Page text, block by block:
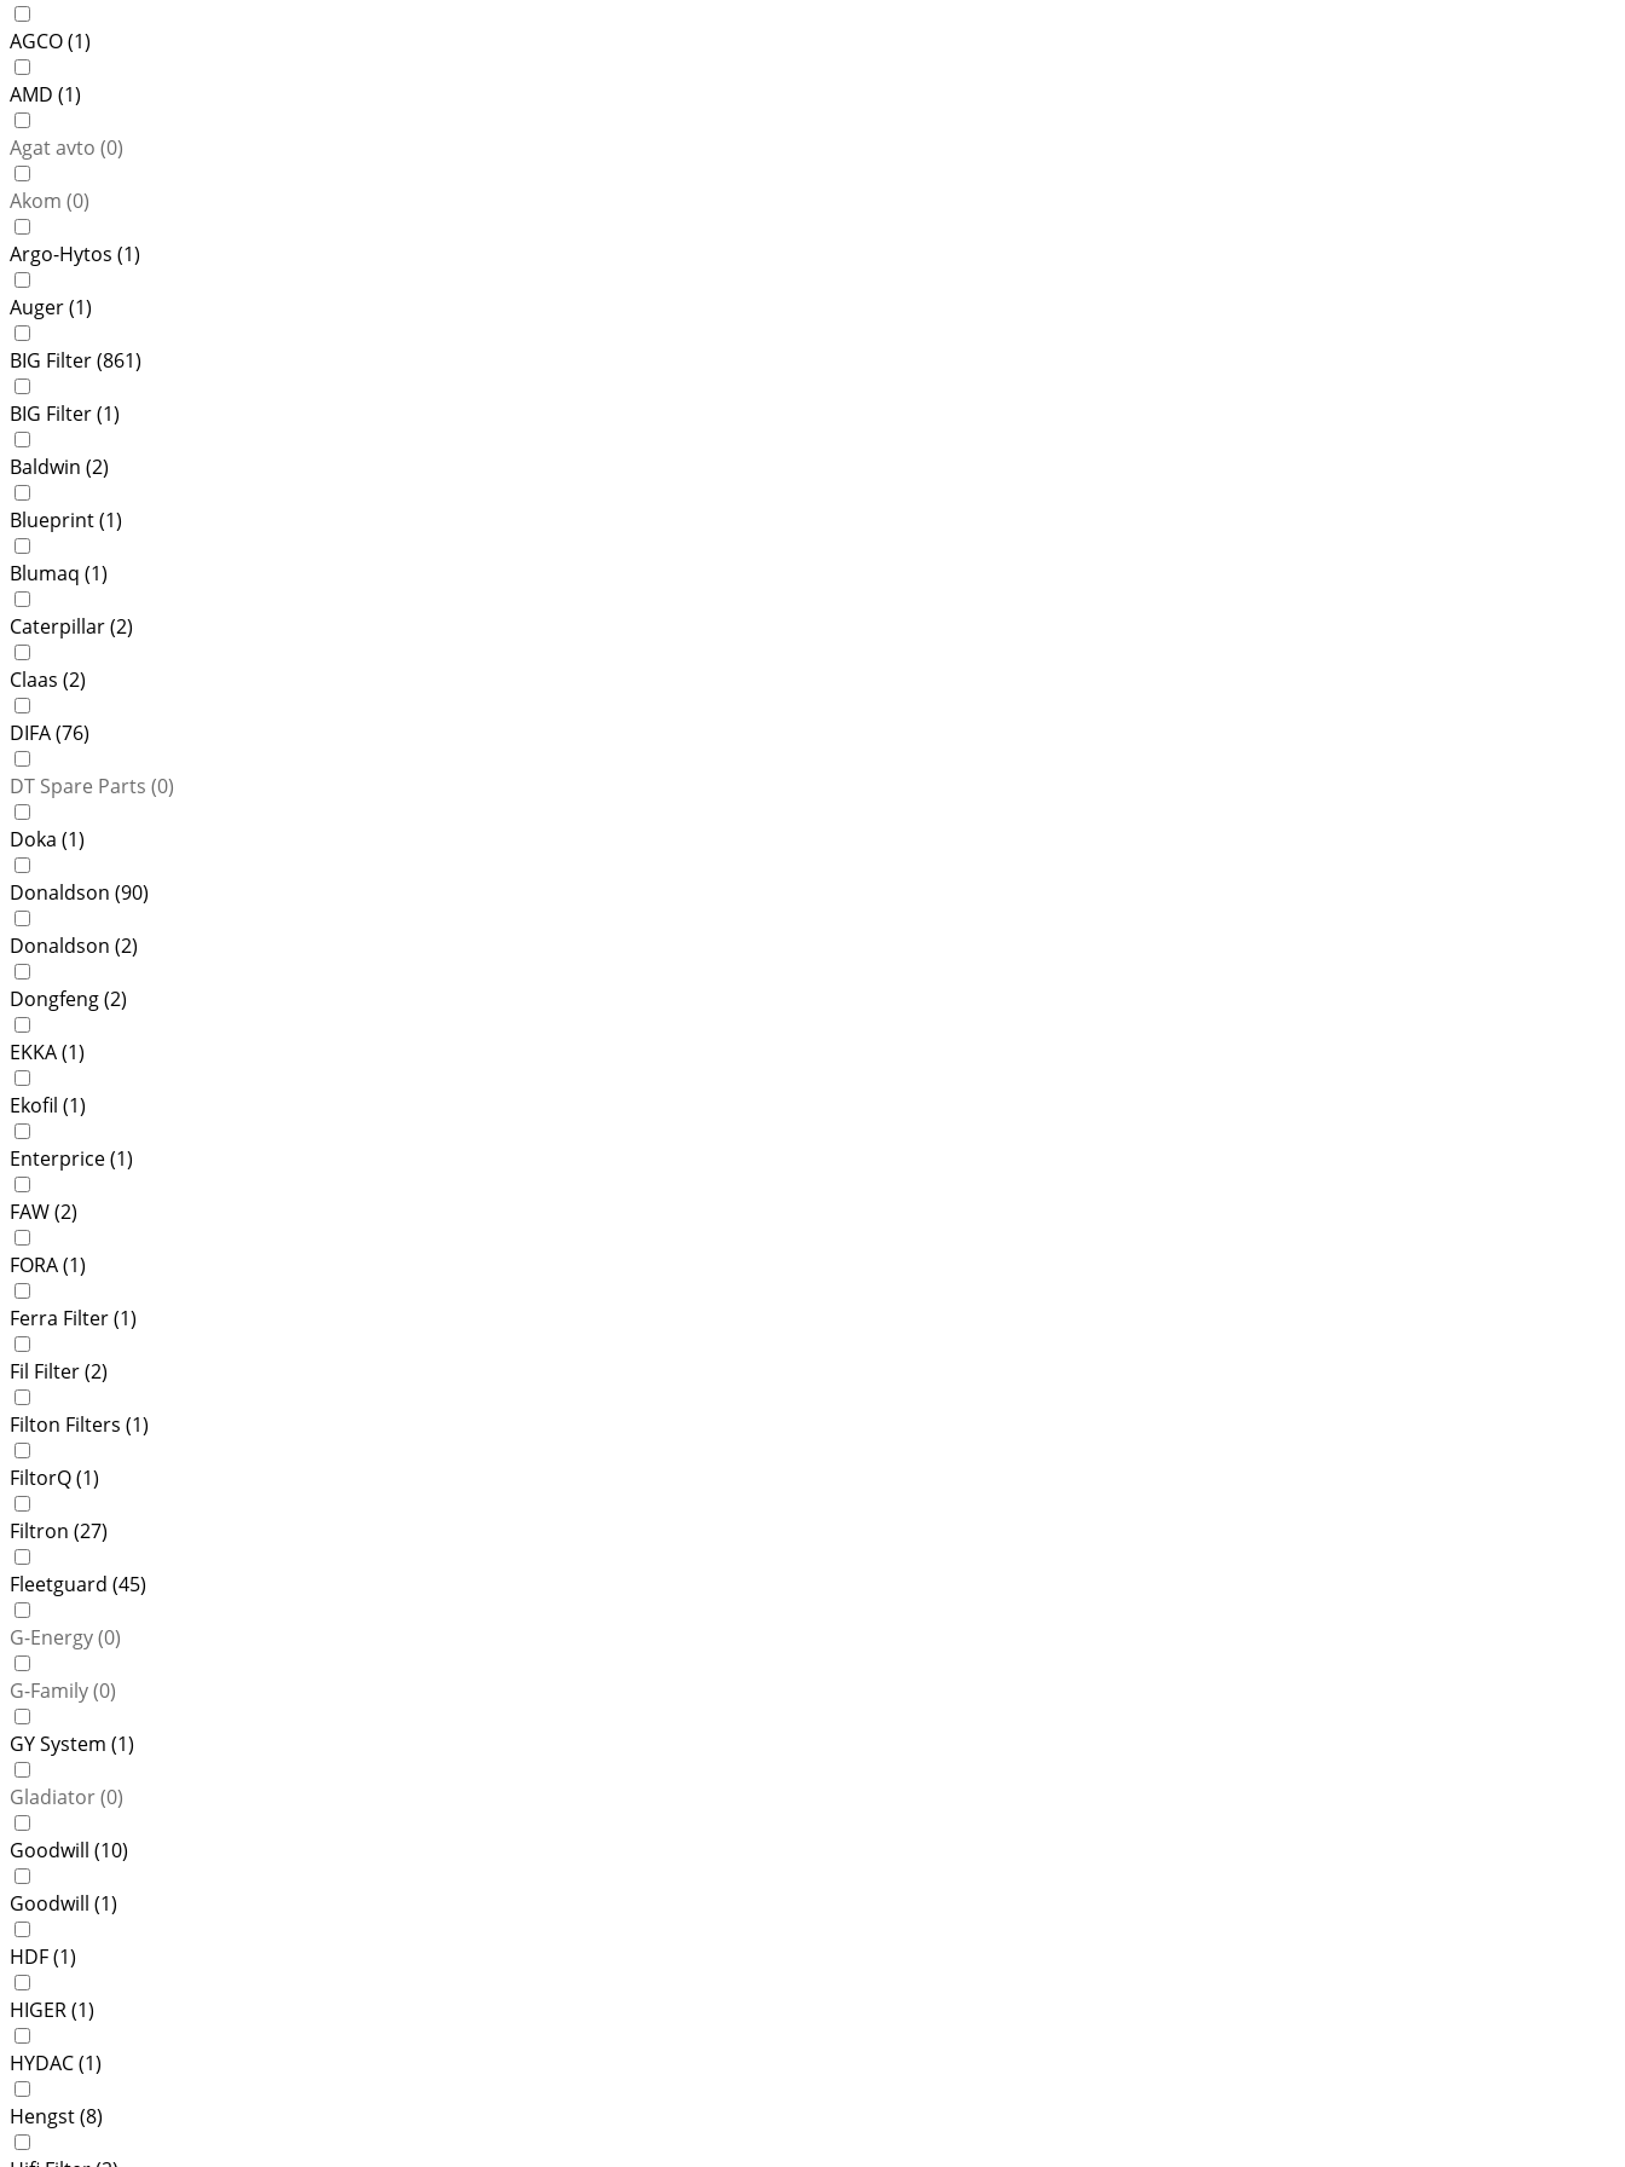
AGCO (1)
AMD (1)
Agat avto (0)
Akom (0)
Argo-Hytos (1)
Auger (1)
BIG Filter (861)
BIG Filter (1)
Baldwin (2)
Blueprint (1)
Blumaq (1)
Caterpillar (2)
Claas (2)
DIFA (76)
DT Spare Parts (0)
Doka (1)
Donaldson (90)
Donaldson (2)
Dongfeng (2)
EKKA (1)
Ekofil (1)
Enterprice (1)
FAW (2)
FORA (1)
Ferra Filter (1)
Fil Filter (2)
Filton Filters (1)
FiltorQ (1)
Filtron (27)
Fleetguard (45)
G-Energy (0)
G-Family (0)
GY System (1)
Gladiator (0)
Goodwill (10)
Goodwill (1)
HDF (1)
HIGER (1)
HYDAC (1)
Hengst (8)